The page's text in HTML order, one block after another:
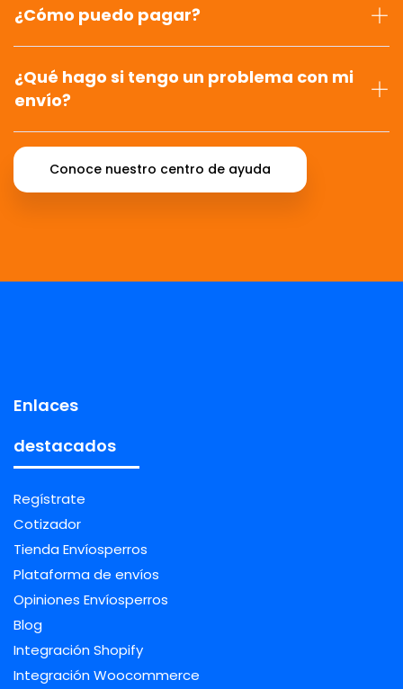
¿Cómo puedo pagar?
¿Qué hago si tengo un problema con mi
envío?
Conoce nuestro centro de ayuda
Enlaces
destacados
Regístrate
Cotizador
Tienda Envíosperros
Plataforma de envíos
Opiniones Envíosperros
Blog
Integración Shopify
Integración Woocommerce